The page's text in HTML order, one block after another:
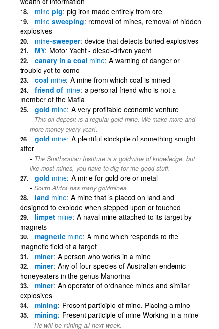
mine pig pig iron made entirely from ore
mine sweeping removal of mines, removal of hidden
explosives
mine-sweeper device that detects buried explosives
MY Motor Yacht - diesel-driven yacht
canary in a coal mine A warning of danger or
trouble yet to come
coal mine A mine from which coal is mined
friend of mine a personal friend who is not a
member of the Mafia
gold mine A very profitable economic venture
This oil deposit is a regular gold mine. We make more and
more money every year!.
gold mine A plentiful stockpile of something sought
after
The Smithsonian Institute is a goldmine of knowledge, but
like most mines, you have to dig for the good stuff.
gold mine A mine for gold ore or metal
South Africa has many goldmines.
land mine A mine that is placed on land and
designed to explode when stepped upon or touched
limpet mine A naval mine attached to its target by
magnets
magnetic mine A mine which responds to the
magnetic field of a target
miner A person who works in a mine
miner Any of four species of Australian endemic
honeyeaters in the genus Manorina
miner An operator of ordnance mines and similar
explosives
mining Present participle of mine. Placing a mine
mining Present participle of mine Working in a mine
He will be mining all next week.